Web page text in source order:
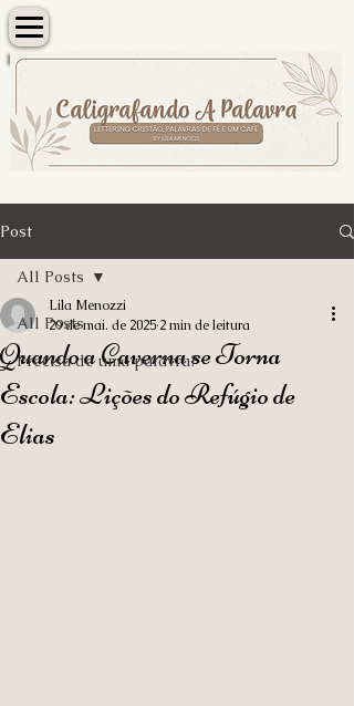
Post
All Posts
Precisa de uma palavra?
All Posts
Quando a Caverna se Torna
Escola: Lições do Refúgio de
Elias
Lila Menozzi
29 de mai. de 2025 2 min de leitura